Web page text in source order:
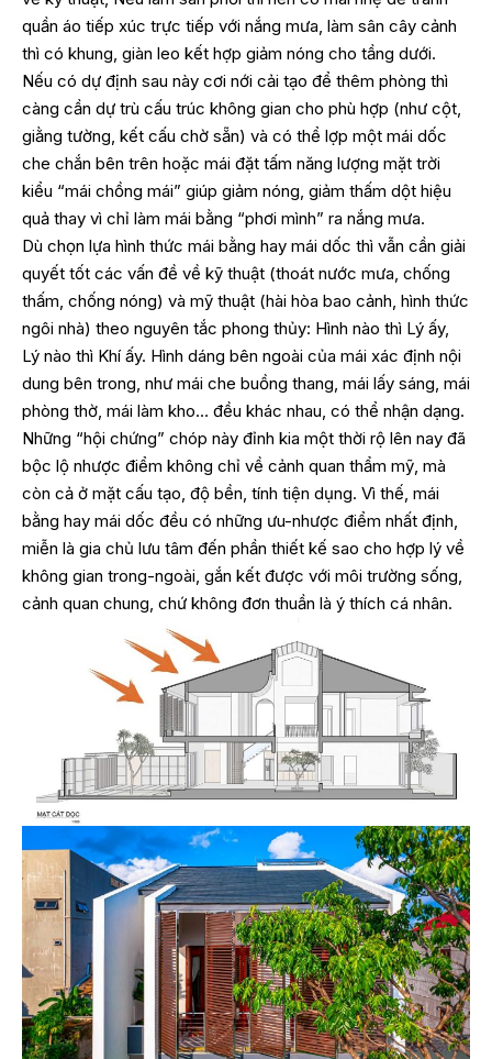
quần áo tiếp xúc trực tiếp với nắng mưa, làm sân cây cảnh
thì có khung, giàn leo kết hợp giảm nóng cho tầng dưới.
Nếu có dự định sau này cơi nới cải tạo để thêm phòng thì
càng cần dự trù cấu trúc không gian cho phù hợp (như cột,
giằng tường, kết cấu chờ sẵn) và có thể lợp một mái dốc
che chắn bên trên hoặc mái đặt tấm năng lượng mặt trời
kiểu “mái chồng mái” giúp giảm nóng, giảm thấm dột hiệu
quả thay vì chỉ làm mái bằng “phơi mình” ra nắng mưa.
Dù chọn lựa hình thức mái bằng hay mái dốc thì vẫn cần giải
quyết tốt các vấn đề về kỹ thuật (thoát nước mưa, chống
thấm, chống nóng) và mỹ thuật (hài hòa bao cảnh, hình thức
ngôi nhà) theo nguyên tắc phong thủy: Hình nào thì Lý ấy,
Lý nào thì Khí ấy. Hình dáng bên ngoài của mái xác định nội
dung bên trong, như mái che buồng thang, mái lấy sáng, mái
phòng thờ, mái làm kho… đều khác nhau, có thể nhận dạng.
Những “hội chứng” chóp này đỉnh kia một thời rộ lên nay đã
bộc lộ nhược điểm không chỉ về cảnh quan thẩm mỹ, mà
còn cả ở mặt cấu tạo, độ bền, tính tiện dụng. Vì thế, mái
bằng hay mái dốc đều có những ưu-nhược điểm nhất định,
miễn là gia chủ lưu tâm đến phần thiết kế sao cho hợp lý về
không gian trong-ngoài, gắn kết được với môi trường sống,
cảnh quan chung, chứ không đơn thuần là ý thích cá nhân.